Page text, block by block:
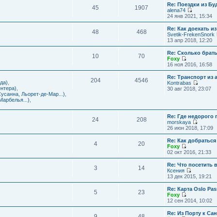
ю
о
б
щ
е
н
и
ю
е
м
у
с
о
о
б
щ
е
и
ю
л
д
н
е
м
у
с
о
б
щ
е
н
и
к
п
о
л
е
д
н
е
у
с
о
о
б
и
ю
45 1907
Re: Поездки из
alena74
П
е
р
е
й
т
к
п
о
л
е
д
с
о
о
щ
н
и
ю
24 янв 2021, 15:34
48 468
Re: Как доехать
Svetik-FrekenSnork
13 апр 2018, 12:20
10 70
Re: Сколько
Foxy
П
е
р
е
й
т
п
о
с
л
е
д
н
е
с
о
о
щ
н
и
ю
16 ноя 2016, 16:58
Льорет-де-Мар...)
204 4546
Re: Транспорт из
Kontrabas
П
й
т
п
о
л
е
д
е
с
о
о
щ
30 авг 2018, 23:07
24 208
Re: Где недорого
morskaya
П
е
р
е
й
т
к
п
о
л
д
н
е
26 июн 2018, 17:09
4 20
Re: Как
Foxy
П
е
р
е
й
т
к
п
о
л
02 окт 2016, 21:33
3 14
Re: Что посетить
Ксения
П
е
р
е
й
т
13 дек 2015, 19:21
5 23
Re: Карта Oslo
Foxy
П
е
р
12 сен 2014, 10:02
Re: Из Порту к